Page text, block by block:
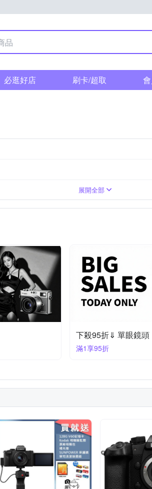
必逛好店 刷卡/超取
1吋 CMOS
1601萬~2000萬像素展開全部
下殺95折⇓ 單眼鏡頭
滿1享95折